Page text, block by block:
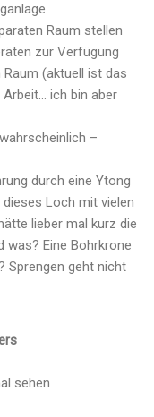
Raum stellen
zur Verfügung
(aktuell ist das
ich bin aber
–
durch eine Ytong
Loch mit vielen
lieber mal kurz die
was? Eine Bohrkrone
Sprengen geht nicht
sehen